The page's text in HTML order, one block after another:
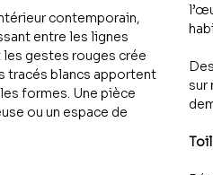
contemporain,
entre les lignes
gestes rouges crée
tracés blancs apportent
formes. Une pièce
ou un espace de
sur